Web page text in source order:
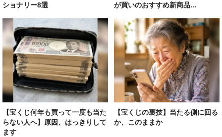
ショナリー8選
が買いのおすすめ新商品...
【宝くじ何年も買って一度も当た
らない人へ】原因、はっきりして
ます
【宝くじの裏技】当たる側に回る
か、このままか